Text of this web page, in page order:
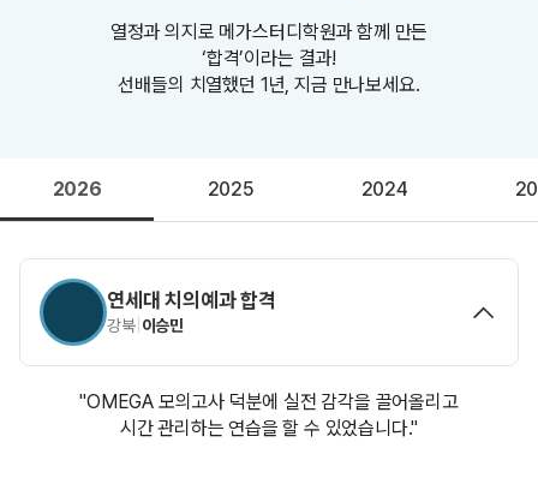
열정과 의지로 메가스터디학원과 함께 만든
‘합격’이라는 결과!
선배들의 치열했던 1년, 지금 만나보세요.
2026 2025 2024
연세대 치의예과 합격
강북| 이승민
"OMEGA 모의고사 덕분에 실전 감각을 끌어올리고
시간 관리하는 연습을 할 수 있었습니다."